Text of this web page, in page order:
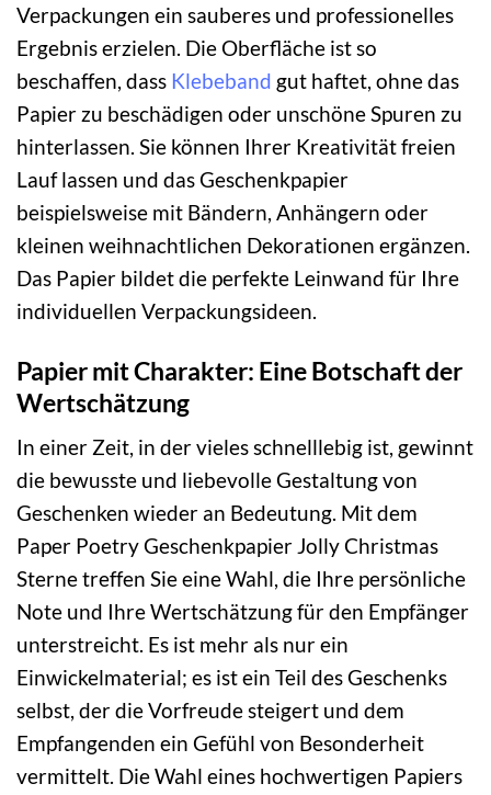
Verpackungen ein sauberes und professionelles
Ergebnis erzielen. Die Oberfläche ist so
beschaffen, dass Klebeband gut haftet, ohne das
Papier zu beschädigen oder unschöne Spuren zu
hinterlassen. Sie können Ihrer Kreativität freien
Lauf lassen und das Geschenkpapier
beispielsweise mit Bändern, Anhängern oder
kleinen weihnachtlichen Dekorationen ergänzen.
Das Papier bildet die perfekte Leinwand für Ihre
individuellen Verpackungsideen.
Papier mit Charakter: Eine Botschaft der
Wertschätzung
In einer Zeit, in der vieles schnelllebig ist, gewinnt
die bewusste und liebevolle Gestaltung von
Geschenken wieder an Bedeutung. Mit dem
Paper Poetry Geschenkpapier Jolly Christmas
Sterne treffen Sie eine Wahl, die Ihre persönliche
Note und Ihre Wertschätzung für den Empfänger
unterstreicht. Es ist mehr als nur ein
Einwickelmaterial; es ist ein Teil des Geschenks
selbst, der die Vorfreude steigert und dem
Empfangenden ein Gefühl von Besonderheit
vermittelt. Die Wahl eines hochwertigen Papiers